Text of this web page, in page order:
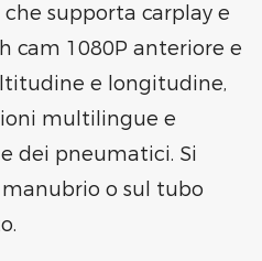
supporta carplay e
cam 1080P anteriore e
e longitudine,
multilingue e
dei pneumatici. Si
o sul tubo